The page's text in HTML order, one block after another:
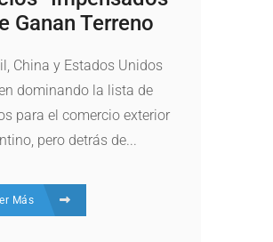
Ganan Terreno
China y Estados Unidos
dominando la lista de
para el comercio exterior
pero detrás de...
Más